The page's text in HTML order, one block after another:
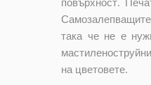
така че не е
на цветовете.